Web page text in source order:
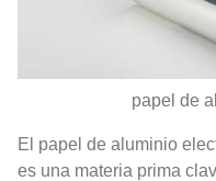
papel de
El papel de aluminio
es una materia prima